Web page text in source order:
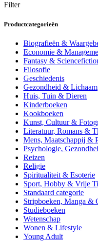
Filter
Productcategorieën
Biografieën &
Economie &
Fantasy &
Filosofie
Geschiedenis
Gezondheid & Lichaam
Huis, Tuin & Dieren
Kinderboeken
Kookboeken
Kunst, Cultuur &
Literatuur, Romans &
Mens, Maatschappij &
Psychologie,
Reizen
Religie
Spiritualiteit & Esoterie
Sport, Hobby & Vrije
Standaard categorie
Stripboeken, Manga &
Studieboeken
Wetenschap
Wonen & Lifestyle
Young Adult